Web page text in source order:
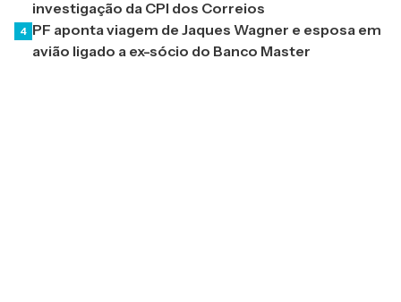
investigação da CPI dos Correios
4 PF aponta viagem de Jaques Wagner e esposa em
avião ligado a ex-sócio do Banco Master